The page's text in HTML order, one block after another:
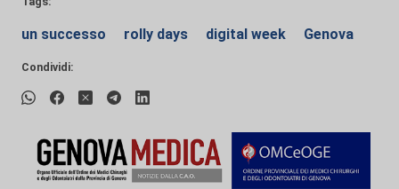
un successo rolly days digital week Genova
Condividi: